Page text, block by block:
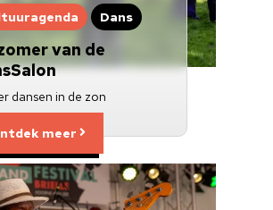
Dans
van de
dansen in de zon
meer
Over ons
Nieuwsbrief